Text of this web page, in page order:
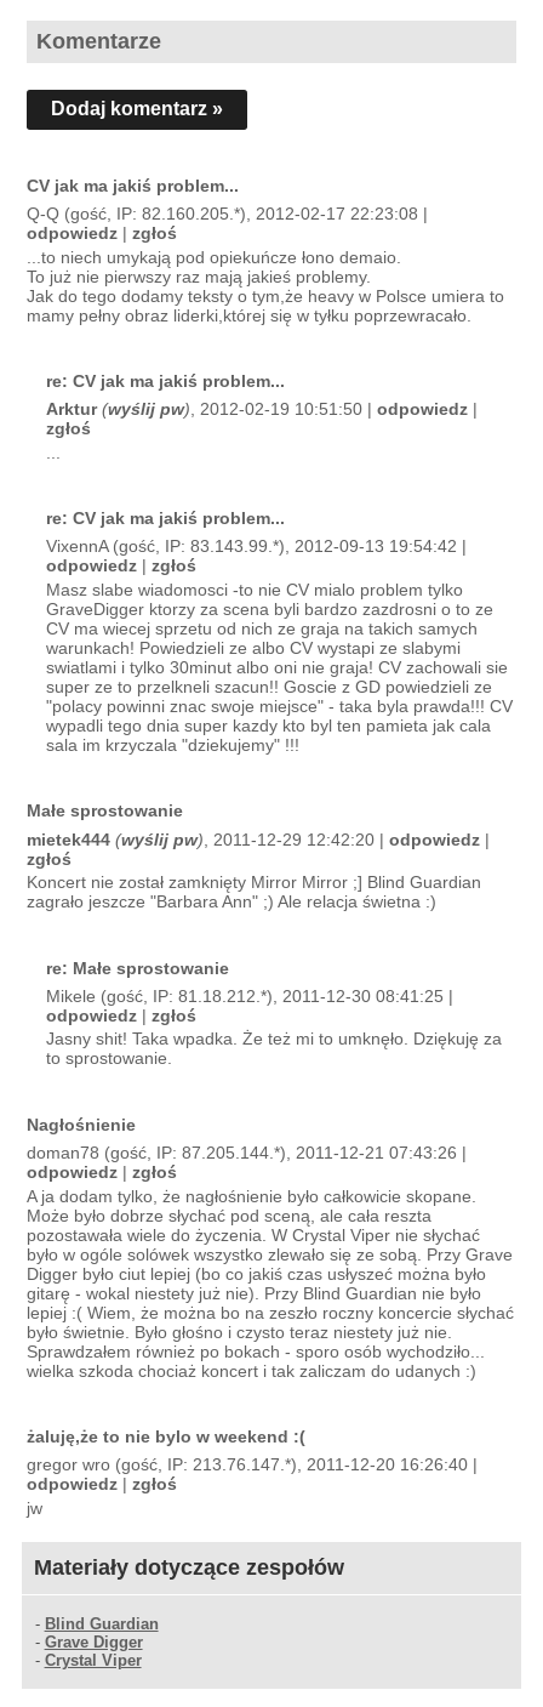
Komentarze
Dodaj komentarz »
CV jak ma jakiś problem...
Q-Q (gość, IP: 82.160.205.*), 2012-02-17 22:23:08 |
odpowiedz |zgłoś
...to niech umykają pod opiekuńcze łono demaio.
To już nie pierwszy raz mają jakieś problemy.
Jak do tego dodamy teksty o tym,że heavy w Polsce umiera to
mamy pełny obraz liderki,której się w tyłku poprzewracało.
re: CV jak ma jakiś problem...
Arktur (wyślij pw), 2012-02-19 10:51:50 |odpowiedz |
zgłoś
re: CV jak ma jakiś problem...
VixennA (gość, IP: 83.143.99.*), 2012-09-13 19:54:42 |
odpowiedz |zgłoś
Masz slabe wiadomosci -to nie CV mialo problem tylko
GraveDigger ktorzy za scena byli bardzo zazdrosni o to ze
CV ma wiecej sprzetu od nich ze graja na takich samych
warunkach! Powiedzieli ze albo CV wystapi ze slabymi
swiatlami i tylko 30minut albo oni nie graja! CV zachowali sie
super ze to przelkneli szacun!! Goscie z GD powiedzieli ze
"polacy powinni znac swoje miejsce" - taka byla prawda!!! CV
wypadli tego dnia super kazdy kto byl ten pamieta jak cala
sala im krzyczala "dziekujemy" !!!
Małe sprostowanie
mietek444 (wyślij pw) , 2011-12-29 12:42:20 |odpowiedz |
zgłoś
Koncert nie został zamknięty Mirror Mirror ;] Blind Guardian
zagrało jeszcze "Barbara Ann" ;) Ale relacja świetna :)
re: Małe sprostowanie
Mikele (gość, IP: 81.18.212.*), 2011-12-30 08:41:25 |
odpowiedz |zgłoś
Jasny shit! Taka wpadka. Że też mi to umknęło. Dziękuję za
to sprostowanie.
Nagłośnienie
doman78 (gość, IP: 87.205.144.*), 2011-12-21 07:43:26 |
odpowiedz |zgłoś
A ja dodam tylko, że nagłośnienie było całkowicie skopane.
Może było dobrze słychać pod sceną, ale cała reszta
pozostawała wiele do życzenia. W Crystal Viper nie słychać
było w ogóle solówek wszystko zlewało się ze sobą. Przy Grave
Digger było ciut lepiej (bo co jakiś czas usłyszeć można było
gitarę - wokal niestety już nie). Przy Blind Guardian nie było
lepiej :( Wiem, że można bo na zeszło roczny koncercie słychać
było świetnie. Było głośno i czysto teraz niestety już nie.
Sprawdzałem również po bokach - sporo osób wychodziło...
wielka szkoda chociaż koncert i tak zaliczam do udanych :)
żaluję,że to nie bylo w weekend :(
gregor wro (gość, IP: 213.76.147.*), 2011-12-20 16:26:40 |
odpowiedz |zgłoś
jw
Materiały dotyczące zespołów
- Blind Guardian
- Grave Digger
- Crystal Viper